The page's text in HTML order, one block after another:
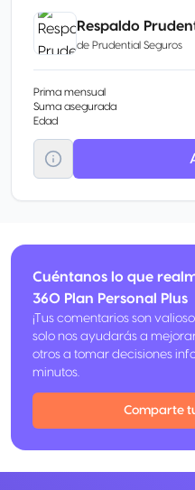
Respaldo
de Prudential Seguros
Prima mensual
Suma asegurada
Edad
Cuéntanos lo que
360 Plan Personal Plus
¡Tus comentarios son
solo nos ayudarás a
otros a tomar decisiones
minutos.
Comparte